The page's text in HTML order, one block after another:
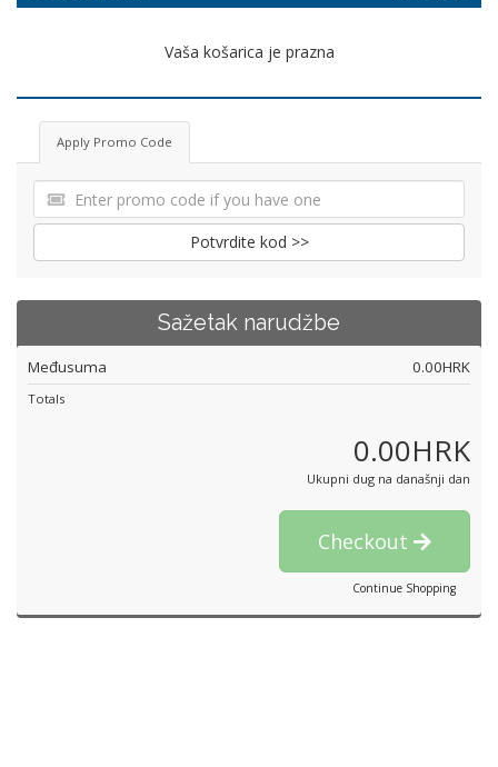
Vaša košarica je prazna
Apply Promo Code
Potvrdite kod >>
Sažetak narudžbe
Međusuma 0.00HRK
Totals
0.00HRK
Ukupni dug na današnji dan
Checkout
Continue Shopping